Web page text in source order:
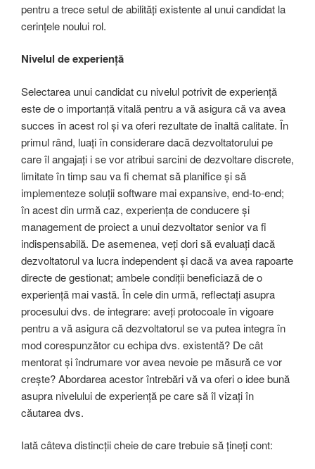
pentru a trece setul de abilități existente al unui candidat la
cerințele noului rol.
Nivelul de experiență
Selectarea unui candidat cu nivelul potrivit de experiență
este de o importanță vitală pentru a vă asigura că va avea
succes în acest rol și va oferi rezultate de înaltă calitate. În
primul rând, luați în considerare dacă dezvoltatorului pe
care îl angajați i se vor atribui sarcini de dezvoltare discrete,
limitate în timp sau va fi chemat să planifice și să
implementeze soluții software mai expansive, end-to-end;
în acest din urmă caz, experiența de conducere și
management de proiect a unui dezvoltator senior va fi
indispensabilă. De asemenea, veți dori să evaluați dacă
dezvoltatorul va lucra independent și dacă va avea rapoarte
directe de gestionat; ambele condiții beneficiază de o
experiență mai vastă. În cele din urmă, reflectați asupra
procesului dvs. de integrare: aveți protocoale în vigoare
pentru a vă asigura că dezvoltatorul se va putea integra în
mod corespunzător cu echipa dvs. existentă? De cât
mentorat și îndrumare vor avea nevoie pe măsură ce vor
crește? Abordarea acestor întrebări vă va oferi o idee bună
asupra nivelului de experiență pe care să îl vizați în
căutarea dvs.
Iată câteva distincții cheie de care trebuie să țineți cont: